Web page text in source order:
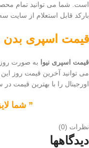
است. شما می توانید تمام
بارکد قابل استعلام از سایت سه
قیمت اسپری بدن
قیمت اسپری نیوا به صورت
می توانید آخرین قیمت روز
اورجینال را با بهترین قیمت در
” شما
نظرات (0)
دیدگاهها